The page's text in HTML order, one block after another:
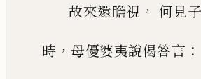
故來還瞻視 ， 何見
時 ， 母優婆夷說偈答言 ：